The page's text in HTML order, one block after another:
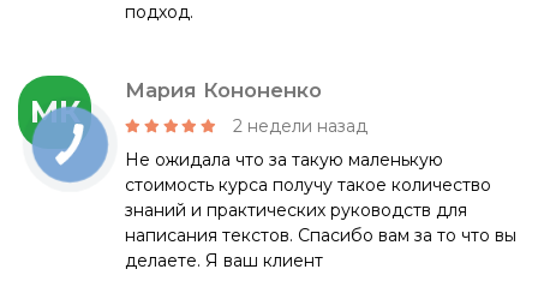
подход.
МК
Мария Кононенко
2 недели назад
Не ожидала что за такую маленькую
стоимость курса получу такое количество
знаний и практических руководств для
написания текстов. Спасибо вам за то что вы
делаете. Я ваш клиент